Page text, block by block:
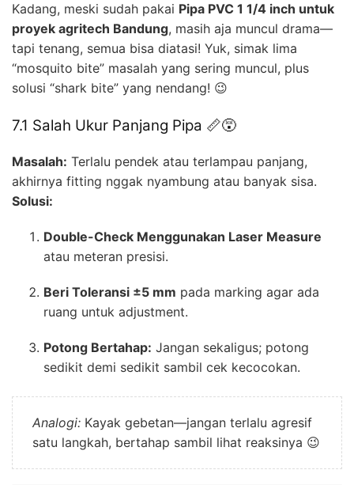
Kadang, meski sudah pakai Pipa PVC 1 1/4 inch untuk
proyek agritech Bandung, masih aja muncul drama—
tapi tenang, semua bisa diatasi! Yuk, simak lima
“mosquito bite” masalah yang sering muncul, plus
solusi “shark bite” yang nendang! 😉
7.1 Salah Ukur Panjang Pipa 📏😵
Masalah: Terlalu pendek atau terlampau panjang,
akhirnya fitting nggak nyambung atau banyak sisa.
Solusi:
Double-Check Menggunakan Laser Measure
atau meteran presisi.
Beri Toleransi ±5 mm pada marking agar ada
ruang untuk adjustment.
Potong Bertahap: Jangan sekaligus; potong
sedikit demi sedikit sambil cek kecocokan.
Analogi: Kayak gebetan—jangan terlalu agresif
satu langkah, bertahap sambil lihat reaksinya 😉